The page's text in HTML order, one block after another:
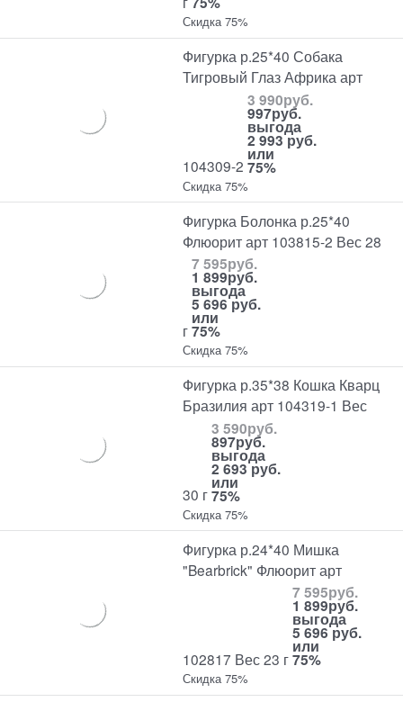
Скидка 75%
Фигурка р.25*40 Собака
Тигровый Глаз Африка арт
104309-2
3 990руб.
997руб.
выгода
2 993 руб.
или
75%
Скидка 75%
Фигурка Болонка р.25*40
Флюорит арт 103815-2 Вес 28
г
7 595руб.
1 899руб.
выгода
5 696 руб.
или
75%
Скидка 75%
Фигурка р.35*38 Кошка Кварц
Бразилия арт 104319-1 Вес
30 г
3 590руб.
897руб.
выгода
2 693 руб.
или
75%
Скидка 75%
Фигурка р.24*40 Мишка
"Bearbrick" Флюорит арт
102817 Вес 23 г
7 595руб.
1 899руб.
выгода
5 696 руб.
или
75%
Скидка 75%